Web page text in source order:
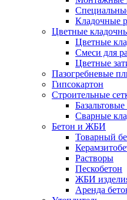
Кладочные
Цветные
Цветные
Cмеси для
Цветные
Пазогребневые
Гипсокартон
Строительные
Сварные
Бетон и ЖБИ
Товарный
Растворы
Пескобетон
ЖБИ
Аренда